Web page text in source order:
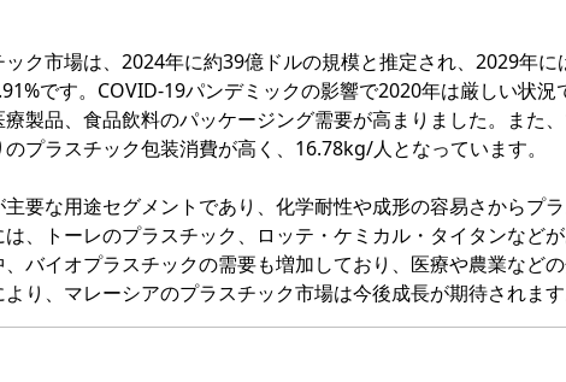
ク市場は、2024年に約39億ドルの規模と推定され、2029年
です。COVID-19パンデミックの影響で2020年は厳しい状
製品、食品飲料のパッケージング需要が高まりました。また
プラスチック包装消費が高く、16.78kg/人となっています。
要な用途セグメントであり、化学耐性や成形の容易さからプ
、トーレのプラスチック、ロッテ・ケミカル・タイタンなど
バイオプラスチックの需要も増加しており、医療や農業など
り、マレーシアのプラスチック市場は今後成長が期待されます